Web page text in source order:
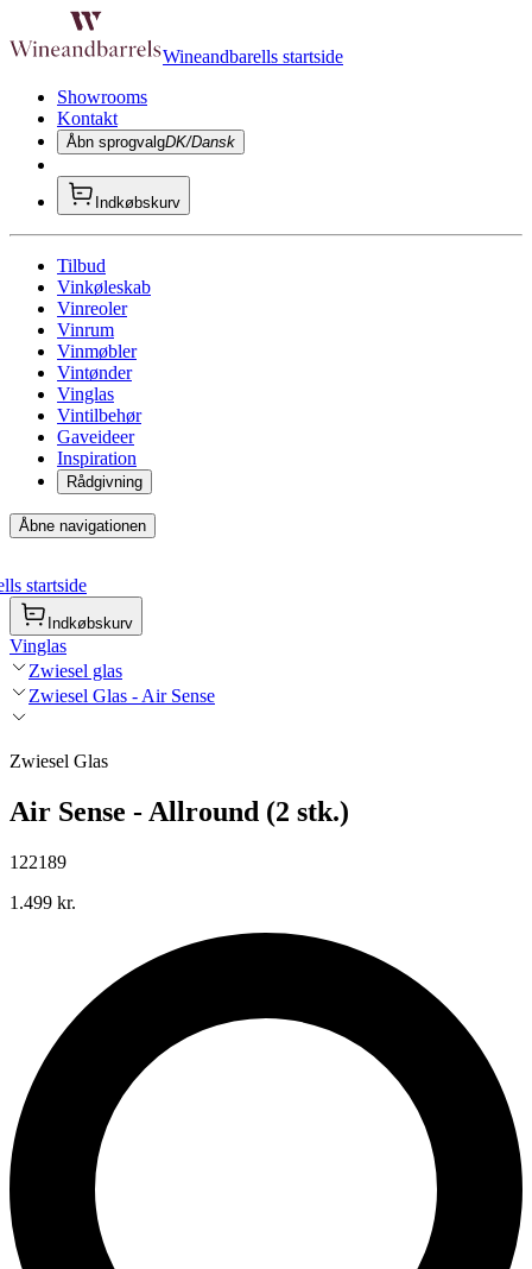
Wineandbarells startside
Showrooms
Kontakt
Åbn sprogvalgDK/Dansk
Indkøbskurv
Tilbud
Vinkøleskab
Vinreoler
Vinrum
Vinmøbler
Vintønder
Vinglas
Vintilbehør
Gaveideer
Inspiration
Rådgivning
Åbne navigationen
startside
Indkøbskurv
Vinglas
Zwiesel glas
Zwiesel Glas - Air Sense
Zwiesel Glas
Air Sense - Allround (2 stk.)
122189
1.499 kr.